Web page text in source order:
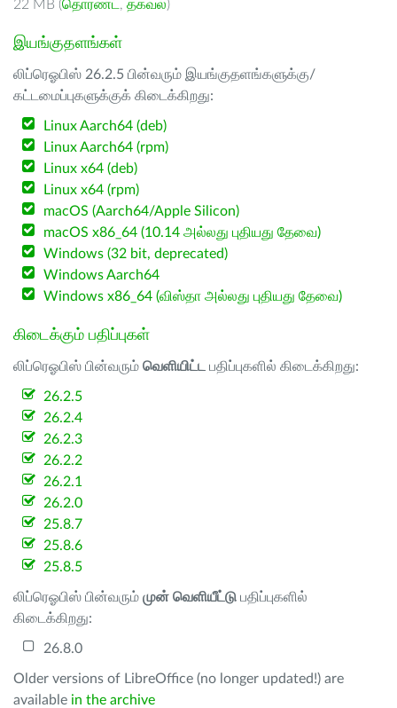
22 MB (தொரண்ட் , தகவல்)
இயங்குதளங்கள்
லிப்ரெஓபிஸ் 26.2.5 பின்வரும் இயங்குதளங்களுக்கு/
கட்டமைப்புகளுக்குக் கிடைக்கிறது:
Linux Aarch64 (deb)
Linux Aarch64 (rpm)
Linux x64 (deb)
Linux x64 (rpm)
macOS (Aarch64/Apple Silicon)
macOS x86_64 (10.14 அல்லது புதியது தேவை)
Windows (32 bit, deprecated)
Windows Aarch64
Windows x86_64 (விஸ்தா அல்லது புதியது தேவை)
கிடைக்கும் பதிப்புகள்
லிப்ரெஓபிஸ் பின்வரும் வெளியிட்ட பதிப்புகளில் கிடைக்கிறது:
26.2.5
26.2.4
26.2.3
26.2.2
26.2.1
26.2.0
25.8.7
25.8.6
25.8.5
லிப்ரெஓபிஸ் பின்வரும் முன் வெளியீட்டு பதிப்புகளில்
கிடைக்கிறது:
26.8.0
Older versions of LibreOffice (no longer updated!) are
available in the archive